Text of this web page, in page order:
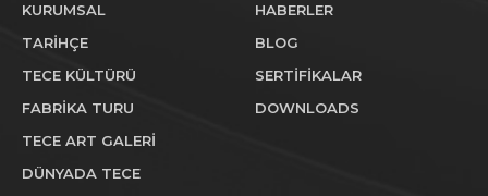
KURUMSAL
TARİHÇE
TECE KÜLTÜRÜ
FABRİKA TURU
TECE ART GALERİ
DÜNYADA TECE
HABERLER
BLOG
SERTİFİKALAR
DOWNLOADS